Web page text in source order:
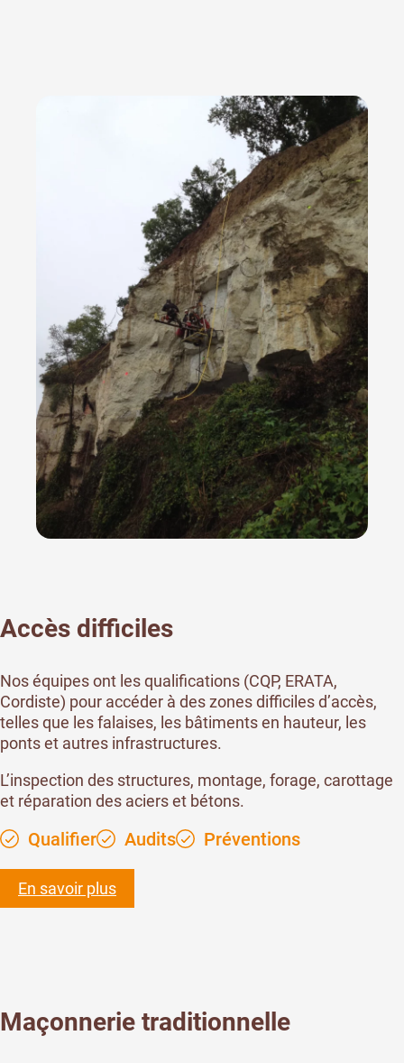
Accès difficiles
Nos équipes ont les qualifications (CQP, ERATA,
Cordiste) pour accéder à des zones difficiles d’accès,
telles que les falaises, les bâtiments en hauteur, les
ponts et autres infrastructures.
L’inspection des structures, montage, forage, carottage
et réparation des aciers et bétons.
Qualifier Audits Préventions
En savoir plus
Maçonnerie traditionnelle